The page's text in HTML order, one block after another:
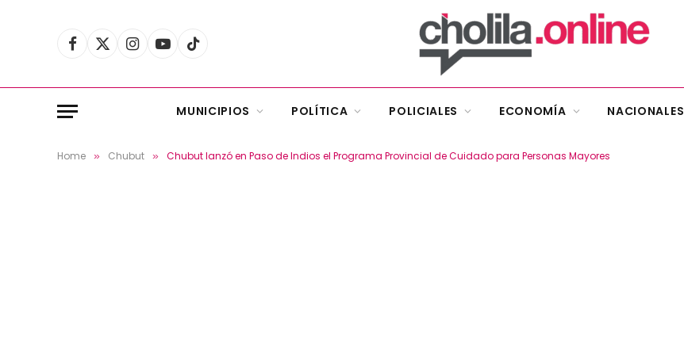
Facebook
X
Instagram
YouTubeTikTok
MUNICIPIOS POLÍTICA POLICIALES ECONOMÍA NACIONALES
Home » Chubut » Chubut lanzó en Paso de Indios el Programa Provincial de Cuidado para Personas Mayores